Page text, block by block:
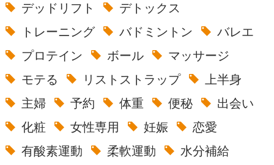
デッドリフト
デトックス
トレーニング
バドミントン
バレエ
プロテイン
ボール
マッサージ
モテる
リストストラップ
上半身
主婦
予約 体重 便秘
出会い
化粧
女性専用 妊娠
恋愛
有酸素運動
柔軟運動
水分補給